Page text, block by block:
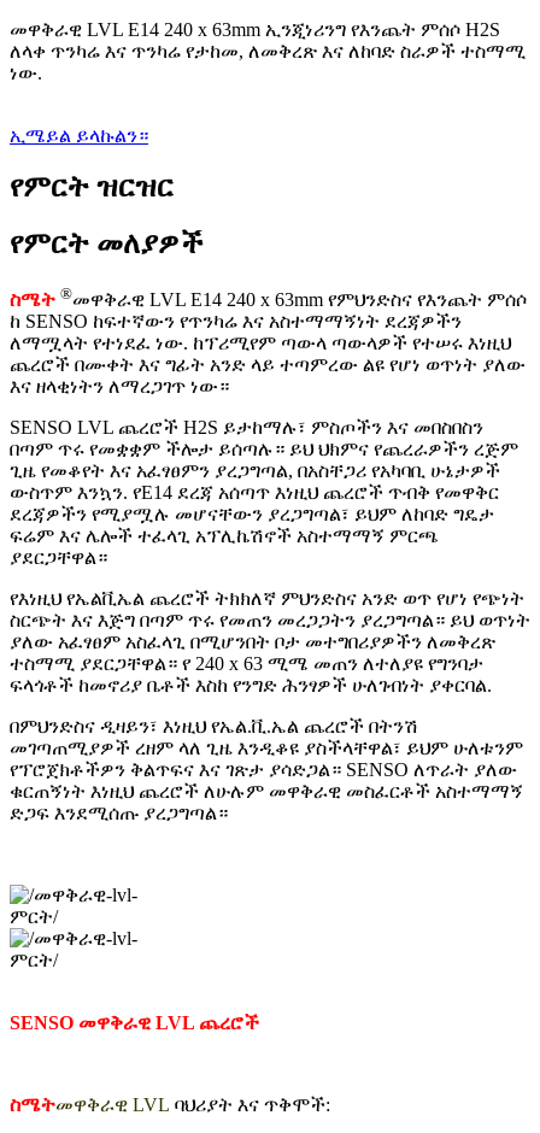
መዋቅራዊ LVL E14 240 x 63mm ኢንጂነሪንግ የእንጨት ምሰሶ H2S
ለላቀ ጥንካሬ እና ጥንካሬ የታከመ, ለመቅረጽ እና ለከባድ ስራዎች ተስማሚ
ነው.
ኢሜይል ይላኩልን።
የምርት ዝርዝር
የምርት መለያዎች
ስሜት ®መዋቅራዊ LVL E14 240 x 63mm የምህንድስና የእንጨት ምሰሶ
ከ SENSO ከፍተኛውን የጥንካሬ እና አስተማማኝነት ደረጃዎችን
ለማሟላት የተነደፈ ነው. ከፕሪሚየም ጣውላ ጣውላዎች የተሠሩ እነዚህ
ጨረሮች በሙቀት እና ግፊት አንድ ላይ ተጣምረው ልዩ የሆነ ወጥነት ያለው
እና ዘላቂነትን ለማረጋገጥ ነው።
SENSO LVL ጨረሮች H2S ይታከማሉ፣ ምስጦችን እና መበስበስን
በጣም ጥሩ የመቋቋም ችሎታ ይሰጣሉ። ይህ ህክምና የጨረራዎችን ረጅም
ጊዜ የመቆየት እና አፈፃፀምን ያረጋግጣል, በአስቸጋሪ የአካባቢ ሁኔታዎች
ውስጥም እንኳን. የE14 ደረጃ አሰጣጥ እነዚህ ጨረሮች ጥብቅ የመዋቅር
ደረጃዎችን የሚያሟሉ መሆናቸውን ያረጋግጣል፣ ይህም ለከባድ ግዴታ
ፍሬም እና ሌሎች ተፈላጊ አፕሊኬሽኖች አስተማማኝ ምርጫ
ያደርጋቸዋል።
የእነዚህ የኤልቪኤል ጨረሮች ትክክለኛ ምህንድስና አንድ ወጥ የሆነ የጭነት
ስርጭት እና እጅግ በጣም ጥሩ የመጠን መረጋጋትን ያረጋግጣል። ይህ ወጥነት
ያለው አፈፃፀም አስፈላጊ በሚሆንበት ቦታ መተግበሪያዎችን ለመቅረጽ
ተስማሚ ያደርጋቸዋል። የ 240 x 63 ሚሜ መጠን ለተለያዩ የግንባታ
ፍላጎቶች ከመኖሪያ ቤቶች እስከ የንግድ ሕንፃዎች ሁለገብነት ያቀርባል.
በምህንድስና ዲዛይን፣ እነዚህ የኤል.ቪ.ኤል ጨረሮች በትንሽ
መገጣጠሚያዎች ረዘም ላለ ጊዜ እንዲቆዩ ያስችላቸዋል፣ ይህም ሁለቱንም
የፕሮጀክቶችዎን ቅልጥፍና እና ገጽታ ያሳድጋል። SENSO ለጥራት ያለው
ቁርጠኝነት እነዚህ ጨረሮች ለሁሉም መዋቅራዊ መስፈርቶች አስተማማኝ
ድጋፍ እንደሚሰጡ ያረጋግጣል።
SENSO መዋቅራዊ LVL ጨረሮች
ስሜትመዋቅራዊ LVL ባህሪያት እና ጥቅሞች: